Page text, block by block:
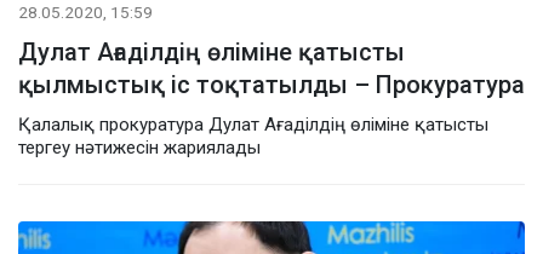
28.05.2020, 15:59
Дулат Ағаділдің өліміне қатысты
қылмыстық іс тоқтатылды – Прокуратура
Қалалық прокуратура Дулат Ағаділдің өліміне қатысты
тергеу нәтижесін жариялады